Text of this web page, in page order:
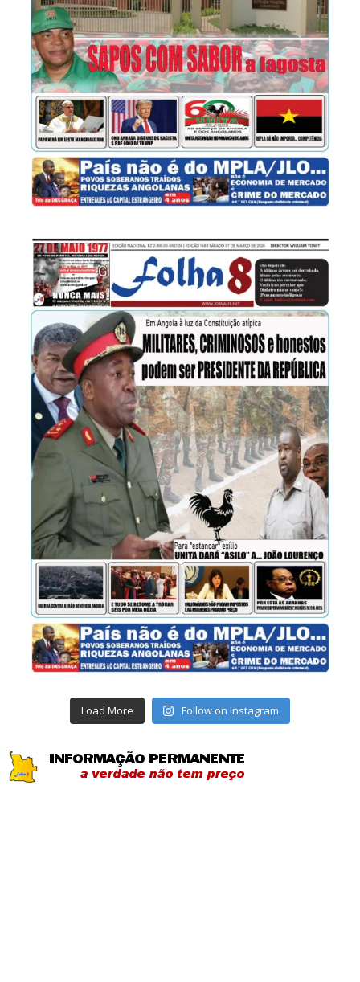
Load More Follow on Instagram